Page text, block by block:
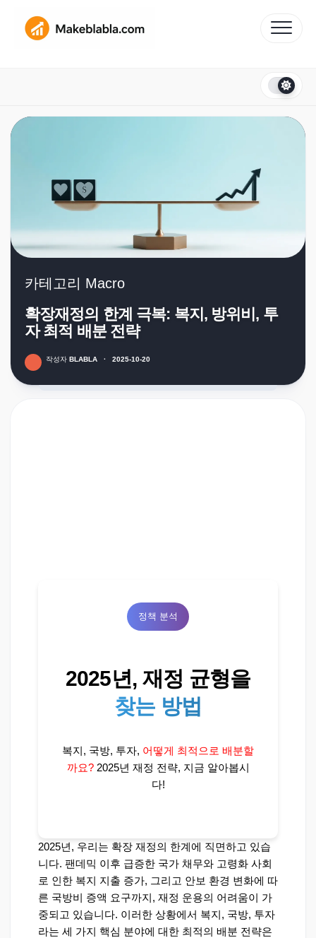
카테고리 Macro
확장재정의 한계 극복: 복지, 방위비, 투
자 최적 배분 전략
작성자 BLABLA · 2025-10-20
정책 분석
2025년, 재정 균형을
찾는 방법
복지, 국방, 투자, 어떻게 최적으로 배분할
까요?2025년 재정 전략, 지금 알아봅시
다!
2025년, 우리는 확장 재정의 한계에 직면하고 있습
니다. 팬데믹 이후 급증한 국가 채무와 고령화 사회
로 인한 복지 지출 증가, 그리고 안보 환경 변화에 따
른 국방비 증액 요구까지, 재정 운용의 어려움이 가
중되고 있습니다. 이러한 상황에서 복지, 국방, 투자
라는 세 가지 핵심 분야에 대한 최적의 배분 전략은